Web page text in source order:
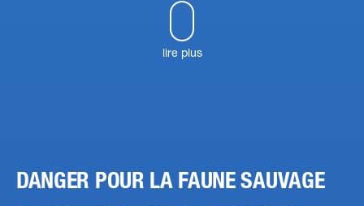
lire plus
DANGER POUR LA FAUNE SAUVAGE